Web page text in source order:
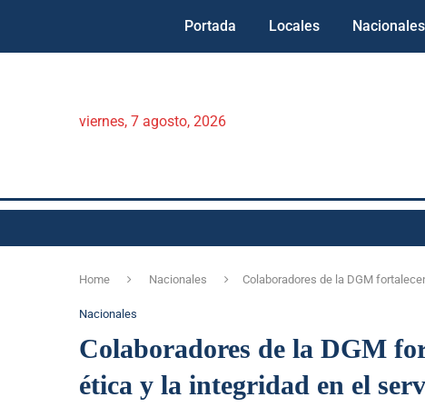
Portada Locales Nacionales
viernes, 7 agosto, 2026
Home Nacionales Colaboradores de la DGM
Nacionales
Colaboradores de la DGM
ética y la integridad en el